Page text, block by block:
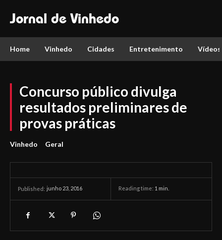
Jornal de Vinhedo
Home Vinhedo Cidades Entretenimento Vídeos
Concurso público divulga
resultados preliminares de
provas práticas
Vinhedo Geral
Published: junho 23, 2016 Reading time: 1 min.